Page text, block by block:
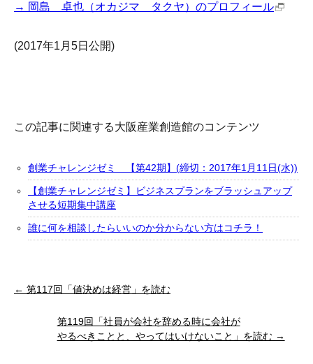
→ 岡島 卓也（オカジマ タクヤ）のプロフィール
(2017年1月5日公開)
この記事に関連する大阪産業創造館のコンテンツ
創業チャレンジゼミ 【第42期】(締切：2017年1月11日(水))
【創業チャレンジゼミ】ビジネスプランをブラッシュアップ
させる短期集中講座
誰に何を相談したらいいのか分からない方はコチラ！
← 第117回「値決めは経営」を読む
第119回「社員が会社を辞める時に会社が
やるべきことと、やってはいけないこと」を読む →